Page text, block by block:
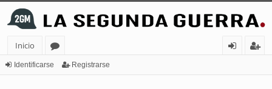
Inicio
or
Identificarse Registrarse